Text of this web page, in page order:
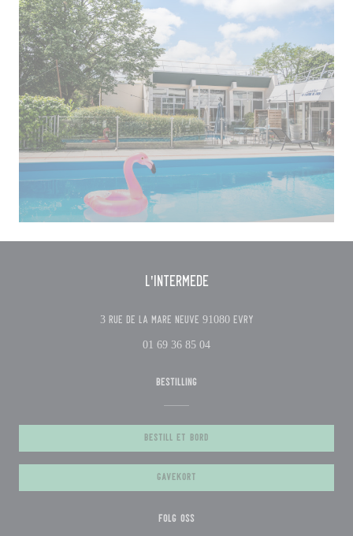
L'Intermède
3 Rue de la Mare Neuve 91080 Evry((åpner i et nytt
01 69 36 85 04
BESTILLING
BESTILL ET BORD
GAVEKORT
FØLG OSS